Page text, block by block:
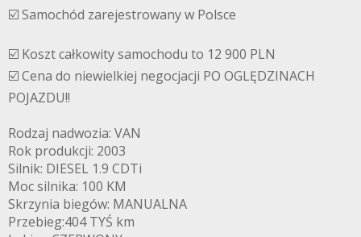
☑️ Samochód zarejestrowany w Polsce
☑️ Koszt całkowity samochodu to 12 900 PLN
☑️ Cena do niewielkiej negocjacji PO OGLĘDZINACH
POJAZDU!!
Rodzaj nadwozia: VAN
Rok produkcji: 2003
Silnik: DIESEL 1.9 CDTi
Moc silnika: 100 KM
Skrzynia biegów: MANUALNA
Przebieg:404 TYŚ km